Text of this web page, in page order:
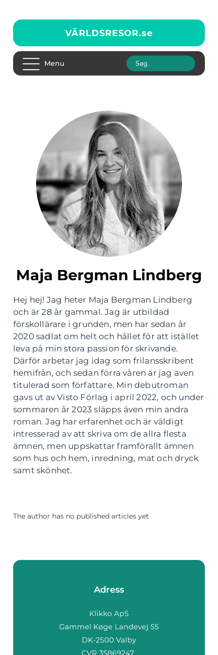
VÄRLDSRESOR.se
Menu
Maja Bergman Lindberg
Hej hej! Jag heter Maja Bergman Lindberg
och är 28 år gammal. Jag är utbildad
förskollärare i grunden, men har sedan år
2020 sadlat om helt och hållet för att istället
leva på min stora passion för skrivande.
Därför arbetar jag idag som frilansskribent
hemifrån, och sedan förra våren är jag även
titulerad som författare. Min debutroman
gavs ut av Visto Förlag i april 2022, och under
sommaren år 2023 släpps även min andra
roman. Jag har erfarenhet och är väldigt
intresserad av att skriva om de allra flesta
ämnen, men uppskattar framförallt ämnen
som hus och hem, inredning, mat och dryck
samt skönhet.
The author has no published articles yet
Adress